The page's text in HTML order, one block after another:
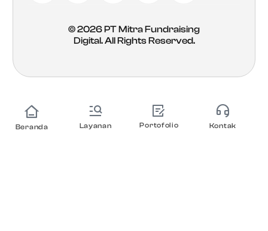
© 2026PT Mitra Fundraising
Digital. All Rights Reserved.
Beranda Layanan Portofolio Kontak